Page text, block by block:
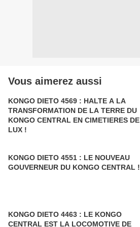
Vous aimerez aussi
KONGO DIETO 4569 : HALTE A LA
TRANSFORMATION DE LA TERRE DU
KONGO CENTRAL EN CIMETIERES DE
LUX !
KONGO DIETO 4551 : LE NOUVEAU
GOUVERNEUR DU KONGO CENTRAL !
KONGO DIETO 4463 : LE KONGO
CENTRAL EST LA LOCOMOTIVE DE